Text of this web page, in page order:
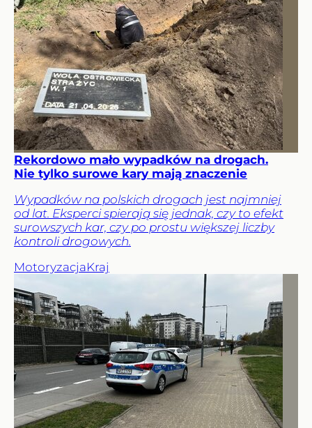
Rekordowo mało wypadków na drogach.
Nie tylko surowe kary mają znaczenie
Wypadków na polskich drogach jest najmniej
od lat. Eksperci spierają się jednak, czy to efekt
surowszych kar, czy po prostu większej liczby
kontroli drogowych.
MotoryzacjaKraj